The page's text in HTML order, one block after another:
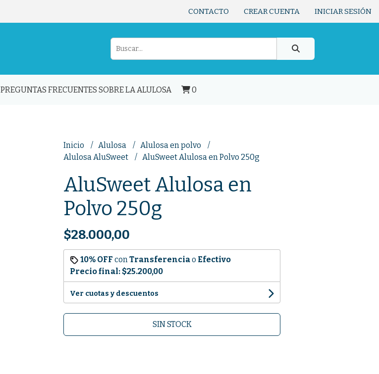
CONTACTO CREAR CUENTA INICIAR SESIÓN
PREGUNTAS FRECUENTES SOBRE LA ALULOSA 0
Inicio Alulosa
Alulosa en polvo
Alulosa AluSweet
AluSweet Alulosa en Polvo 250g
AluSweet Alulosa en
Polvo 250g
$28.000,00
10% OFF conTransferenciao Efectivo
Precio final: $25.200,00
Ver cuotas y descuentos
SIN STOCK